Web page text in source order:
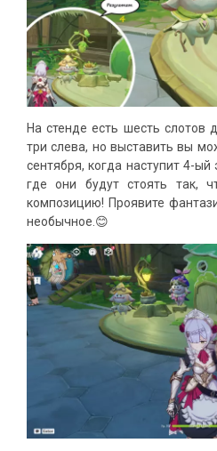
На стенде есть шесть слотов
три слева, но выставить вы
сентября, когда наступит 4-
где они будут стоять так,
композицию! Проявите
необычное.😊